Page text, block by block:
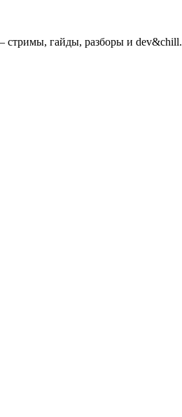
стримы, гайды, разборы и dev&chill.